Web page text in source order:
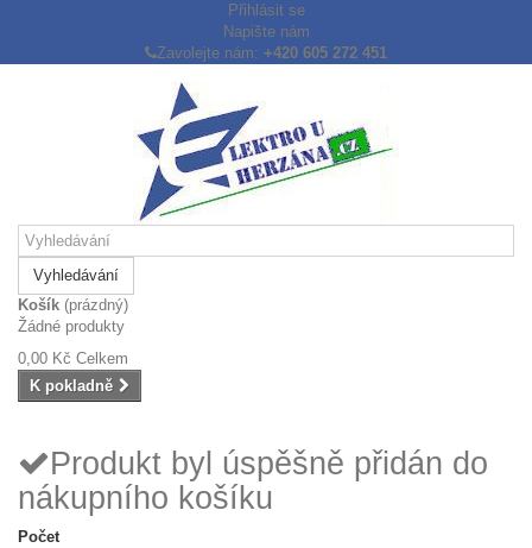
Přihlásit se
Napište nám
Zavolejte nám: +420 605 272 451
Vyhledávání
Košík (prázdný)
Žádné produkty
0,00 Kč Celkem
K pokladně
Produkt byl úspěšně přidán do
nákupního košíku
Počet